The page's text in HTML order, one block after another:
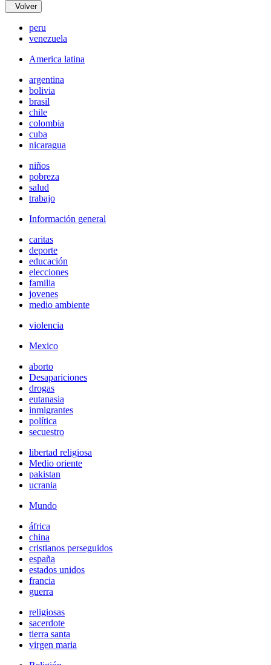
Volver
peru
venezuela
America latina
argentina
bolivia
brasil
chile
colombia
cuba
nicaragua
niños
pobreza
salud
trabajo
Información general
caritas
deporte
educación
elecciones
familia
jovenes
medio ambiente
violencia
Mexico
aborto
Desapariciones
drogas
eutanasia
inmigrantes
política
secuestro
libertad religiosa
Medio oriente
pakistan
ucrania
Mundo
áfrica
china
cristianos perseguidos
españa
estados unidos
francia
guerra
religiosas
sacerdote
tierra santa
virgen maria